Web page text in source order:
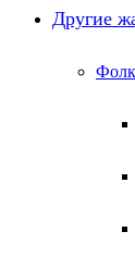
Другие
Фолк